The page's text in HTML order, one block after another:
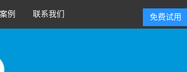
免费试用
例 联系我们